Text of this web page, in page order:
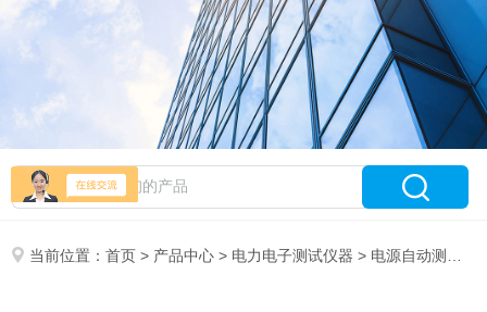
当前位置：首页 > 产品中心 > 电力电子测试仪器 > 电源自动测试系统